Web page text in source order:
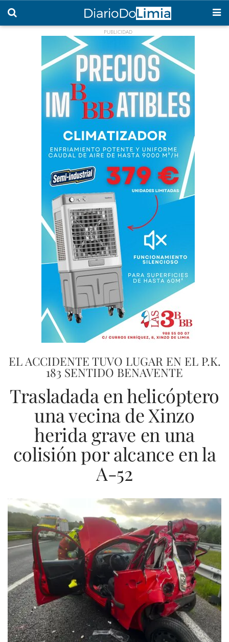
EL ACCIDENTE TUVO LUGAR EN EL P.K.
183 SENTIDO BENAVENTE
Trasladada en helicóptero
una vecina de Xinzo
herida grave en una
colisión por alcance en la
A-52